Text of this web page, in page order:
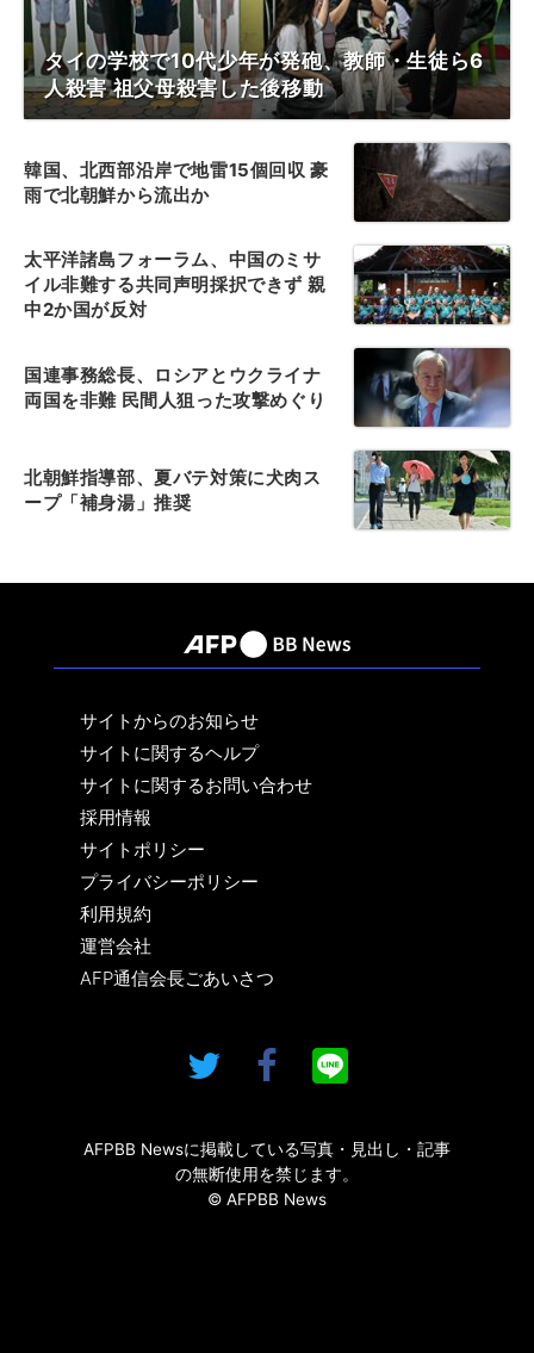
タイの学校で10代少年が発砲、教師・生徒ら6
人殺害 祖父母殺害した後移動
韓国、北西部沿岸で地雷15個回収 豪
雨で北朝鮮から流出か
太平洋諸島フォーラム、中国のミサ
イル非難する共同声明採択できず 親
中2か国が反対
国連事務総長、ロシアとウクライナ
両国を非難 民間人狙った攻撃めぐり
北朝鮮指導部、夏バテ対策に犬肉ス
ープ「補身湯」推奨
サイトからのお知らせ
サイトに関するヘルプ
サイトに関するお問い合わせ
採用情報
サイトポリシー
プライバシーポリシー
利用規約
運営会社
AFP通信会長ごあいさつ
AFPBB Newsに掲載している写真・見出し・記事
の無断使用を禁じます。
© AFPBB News